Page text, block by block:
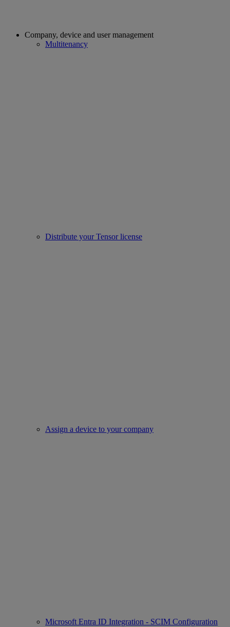
Company, device and user management
Multitenancy
Distribute your Tensor license
Assign a device to your company
Microsoft Entra ID Integration - SCIM Configuration